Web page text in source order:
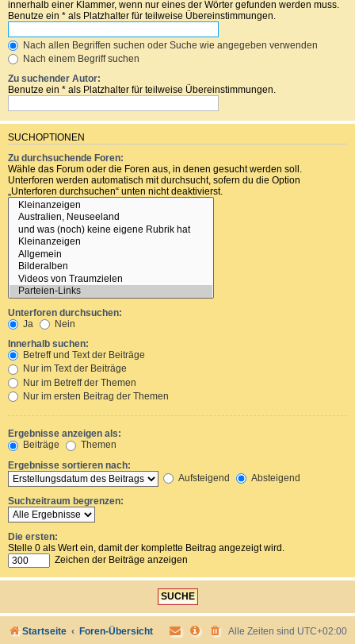
innerhalb einer Klammer, wenn nur eines der Wörter gefunden werden muss.
Benutze ein * als Platzhalter für teilweise Übereinstimmungen.
Nach allen Begriffen suchen oder Suche wie angegeben verwenden
Nach einem Begriff suchen
Zu suchender Autor:
Benutze ein * als Platzhalter für teilweise Übereinstimmungen.
SUCHOPTIONEN
Zu durchsuchende Foren:
Wähle das Forum oder die Foren aus, in denen gesucht werden soll.
Unterforen werden automatisch mit durchsucht, sofern du die Option
„Unterforen durchsuchen“ unten nicht deaktivierst.
Unterforen durchsuchen:
Ja
Nein
Innerhalb suchen:
Betreff und Text der Beiträge
Nur im Text der Beiträge
Nur im Betreff der Themen
Nur im ersten Beitrag der Themen
Ergebnisse anzeigen als:
Beiträge
Themen
Ergebnisse sortieren nach:
Aufsteigend
Absteigend
Suchzeitraum begrenzen:
Die ersten:
Stelle 0 als Wert ein, damit der komplette Beitrag angezeigt wird.
Zeichen der Beiträge anzeigen
Startseite Foren-Übersicht Alle Zeiten sind UTC+02:00